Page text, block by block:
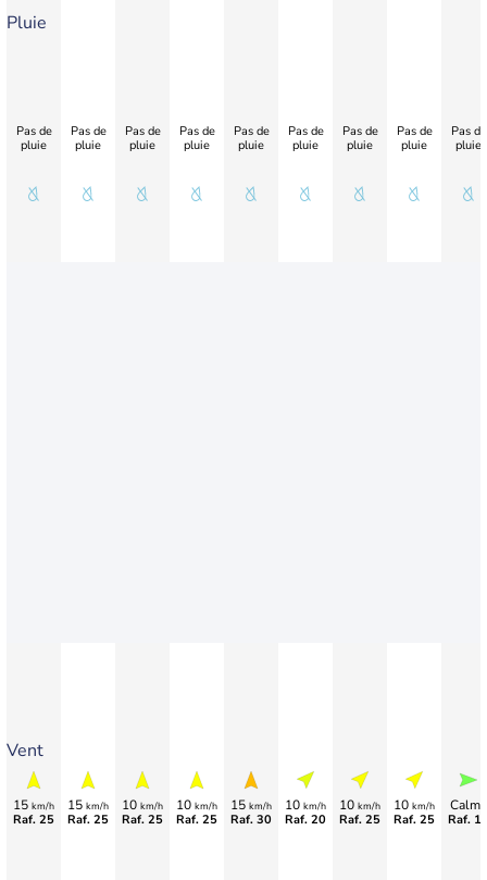
Pluie
Vent
Pas de
pluie
15 km/h
Raf. 25
Pas de
pluie
15 km/h
Raf. 25
Pas de
pluie
10 km/h
Raf. 25
Pas de
pluie
10 km/h
Raf. 25
Pas de
pluie
15 km/h
Raf. 30
Pas de
pluie
10 km/h
Raf. 20
Pas de
pluie
10 km/h
Raf. 25
Pas de
pluie
10 km/h
Raf. 25
Pas de
pluie
Calme
Raf.